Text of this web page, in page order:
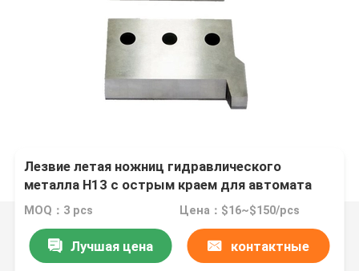
Лезвие летая ножниц гидравлического
металла H13 с острым краем для автомата
для резки
MOQ：3 pcs Цена：$16~$150/pcs
Лучшая цена контактные